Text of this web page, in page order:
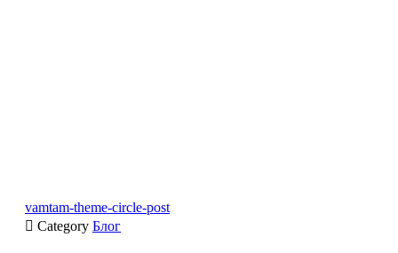
vamtam-theme-circle-post
 Category Блог